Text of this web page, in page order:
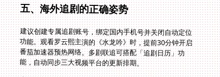
五、海外追剧的正确姿势
建议创建专属追剧账号，绑定国内手机号并关闭自动定位
功能。观看罗云熙主演的《水龙吟》时，提前30分钟开启
番茄加速器预热网络。多剧联追可搭配「追剧日历」功
能，自动同步三大视频平台的更新排期。